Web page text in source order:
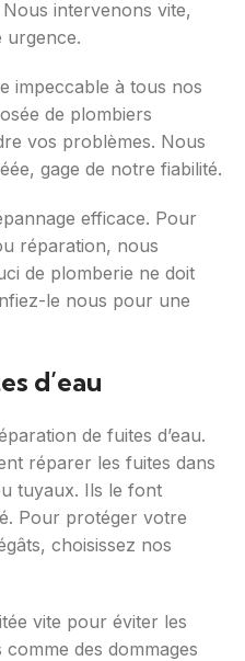
intervenons vite,
urgence.
impeccable à tous nos
de plombiers
vos problèmes. Nous
gage de notre fiabilité.
efficace. Pour
réparation, nous
de plomberie ne doit
le nous pour une
d’eau
de fuites d’eau.
réparer les fuites dans
tuyaux. Ils le font
Pour protéger votre
choisissez nos
vite pour éviter les
des dommages